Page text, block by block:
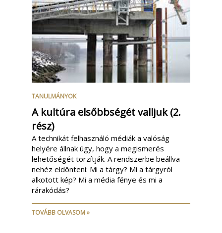
TANULMÁNYOK
A kultúra elsőbbségét valljuk (2.
rész)
A technikát felhasználó médiák a valóság
helyére állnak úgy, hogy a megismerés
lehetőségét torzítják. A rendszerbe beállva
nehéz eldönteni: Mi a tárgy? Mi a tárgyról
alkotott kép? Mi a média fénye és mi a
rárakódás?
TOVÁBB OLVASOM »